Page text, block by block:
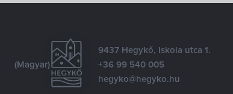
(Magyar)
9437 Hegykő, Iskola utca 1.
+36 99 540 005
hegyko@hegyko.hu